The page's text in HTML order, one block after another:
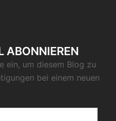
ABONNIEREN
ein, um diesem Blog zu
bei einem neuen